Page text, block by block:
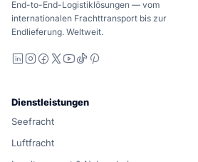
End-to-End-Logistiklösungen — vom
internationalen Frachttransport bis zur
Endlieferung. Weltweit.
LinkedIn
Instagram
Facebook
X YouTube
TikTok
Dienstleistungen
Seefracht
Luftfracht